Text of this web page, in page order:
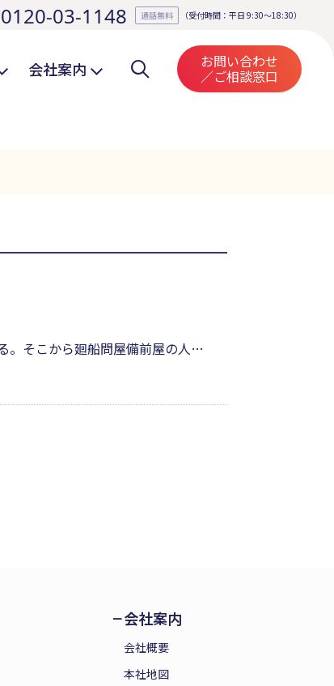
0120-03-1148 通話無料 （受付時間：平日 9:30～18:30）
会社案内 お問い合わせ
／ご相談窓口
。そこから廻船問屋備前屋の人吉
与力・神崎と共に動くことにな
会社案内
会社概要
本社地図